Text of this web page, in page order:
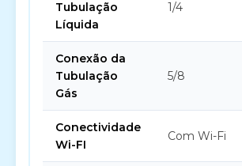
Tubulação
Líquida
1/4
Conexão da
Tubulação
Gás
5/8
Conectividade
Wi-FI
Com Wi-Fi